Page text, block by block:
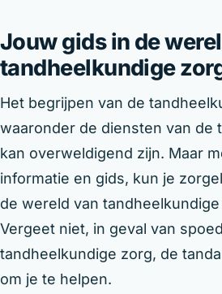
Jouw gids in de
tandheelkundige
Het begrijpen van de
waaronder de diensten van de
kan overweldigend zijn. Maar
informatie en gids, kun je
de wereld van
Vergeet niet, in geval van
tandheelkundige zorg, de
om je te helpen.